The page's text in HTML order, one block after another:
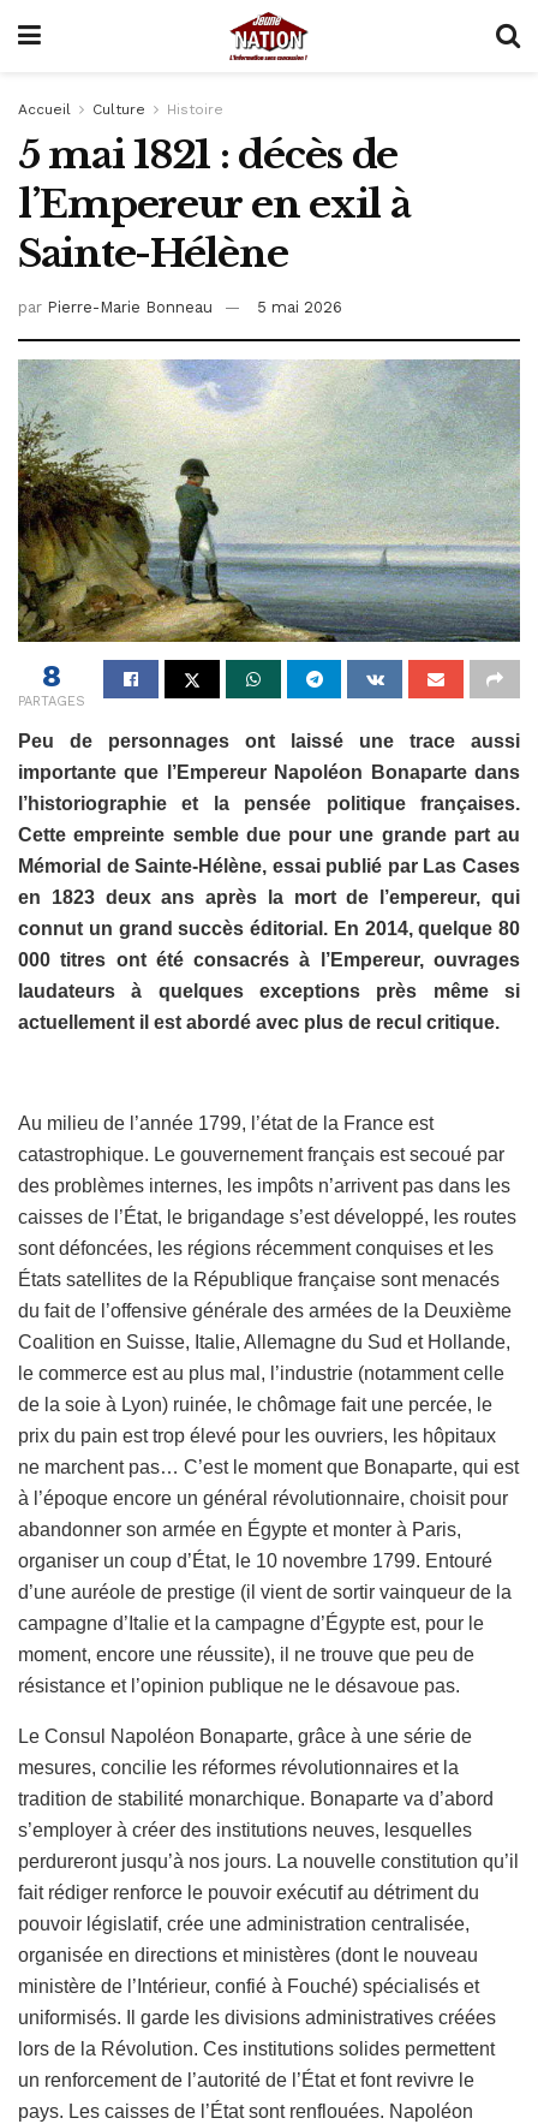
Accueil Culture Histoire
5 mai 1821 : décès de
l’Empereur en exil à
Sainte-Hélène
par Pierre-Marie Bonneau 5 mai 2026
8
PARTAGES
Peu de personnages ont laissé une trace aussi
importante que l’Empereur Napoléon Bonaparte dans
l’historiographie et la pensée politique françaises.
Cette empreinte semble due pour une grande part au
Mémorial de Sainte-Hélène, essai publié par Las Cases
en 1823 deux ans après la mort de l’empereur, qui
connut un grand succès éditorial. En 2014, quelque 80
000 titres ont été consacrés à l’Empereur, ouvrages
laudateurs à quelques exceptions près même si
actuellement il est abordé avec plus de recul critique.
Au milieu de l’année 1799, l’état de la France est
catastrophique. Le gouvernement français est secoué par
des problèmes internes, les impôts n’arrivent pas dans les
caisses de l’État, le brigandage s’est développé, les routes
sont défoncées, les régions récemment conquises et les
États satellites de la République française sont menacés
du fait de l’offensive générale des armées de la Deuxième
Coalition en Suisse, Italie, Allemagne du Sud et Hollande,
le commerce est au plus mal, l’industrie (notamment celle
de la soie à Lyon) ruinée, le chômage fait une percée, le
prix du pain est trop élevé pour les ouvriers, les hôpitaux
ne marchent pas… C’est le moment que Bonaparte, qui est
à l’époque encore un général révolutionnaire, choisit pour
abandonner son armée en Égypte et monter à Paris,
organiser un coup d’État, le 10 novembre 1799. Entouré
d’une auréole de prestige (il vient de sortir vainqueur de la
campagne d’Italie et la campagne d’Égypte est, pour le
moment, encore une réussite), il ne trouve que peu de
résistance et l’opinion publique ne le désavoue pas.
Le Consul Napoléon Bonaparte, grâce à une série de
mesures, concilie les réformes révolutionnaires et la
tradition de stabilité monarchique. Bonaparte va d’abord
s’employer à créer des institutions neuves, lesquelles
perdureront jusqu’à nos jours. La nouvelle constitution qu’il
fait rédiger renforce le pouvoir exécutif au détriment du
pouvoir législatif, crée une administration centralisée,
organisée en directions et ministères (dont le nouveau
ministère de l’Intérieur, confié à Fouché) spécialisés et
uniformisés. Il garde les divisions administratives créées
lors de la Révolution. Ces institutions solides permettent
un renforcement de l’autorité de l’État et font revivre le
pays. Les caisses de l’État sont renflouées. Napoléon